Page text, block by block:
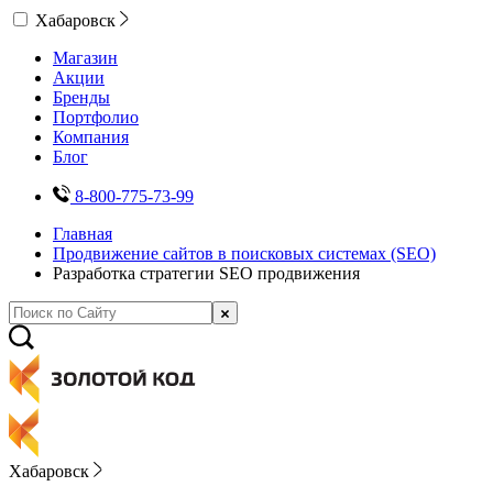
Хабаровск
Магазин
Акции
Бренды
Портфолио
Компания
Блог
8-800-775-73-99
Главная
Продвижение сайтов в поисковых системах (SEO)
Разработка стратегии SEO продвижения
Хабаровск